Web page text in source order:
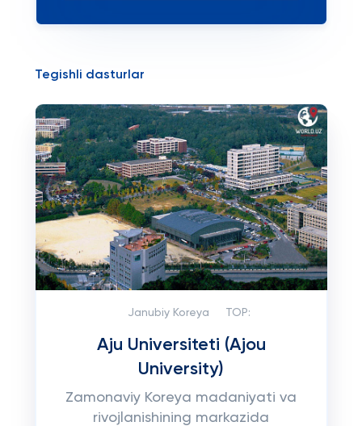
Tegishli dasturlar
Janubiy Koreya TOP:
Aju Universiteti (Ajou
University)
Zamonaviy Koreya madaniyati va
rivojlanishining markazida